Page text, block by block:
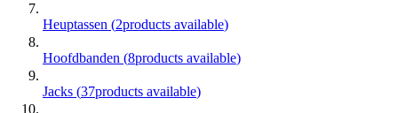
Heuptassen (2products available)
Hoofdbanden (8products available)
Jacks (37products available)